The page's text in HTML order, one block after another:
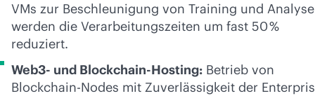
VMs zur Beschleunigung von Training und Analyse
werden die Verarbeitungszeiten um fast 50 %
reduziert.
Web3- und Blockchain-Hosting: Betrieb von
Blockchain-Nodes mit Zuverlässigkeit der